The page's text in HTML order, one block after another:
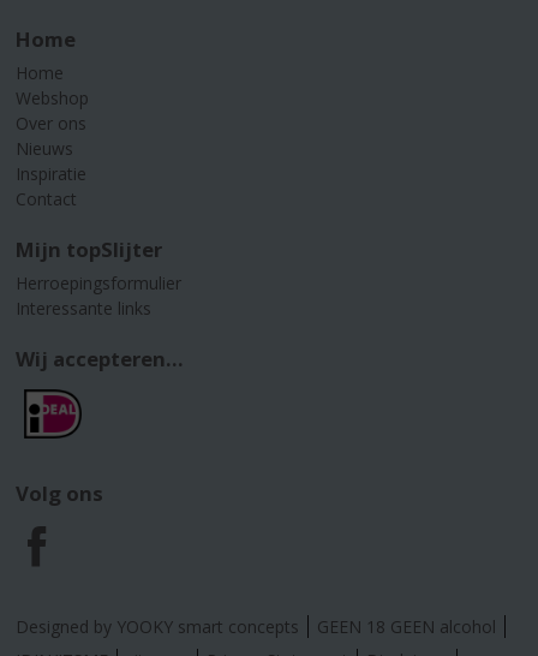
Home
Home
Webshop
Over ons
Nieuws
Inspiratie
Contact
Mijn topSlijter
Herroepingsformulier
Interessante links
Wij accepteren...
Volg ons
F
a
Designed by YOOKY smart concepts
GEEN 18 GEEN alcohol